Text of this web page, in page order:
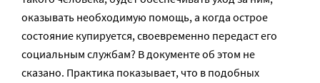
оказывать необходимую помощь, а когда острое
состояние купируется, своевременно передаст его
социальным службам? В документе об этом не
сказано. Практика показывает, что в подобных